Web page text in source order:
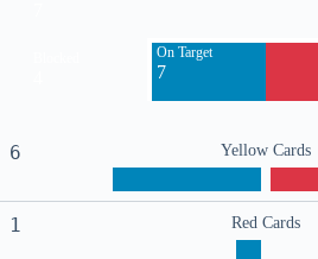
On Target
7
6 Yellow Cards
1 Red Cards